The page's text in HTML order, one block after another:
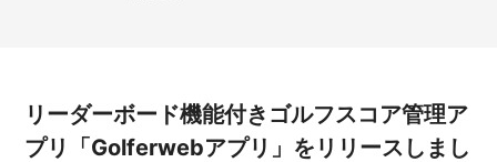
リーダーボード機能付きゴルフスコア管理ア
プリ「Golferwebアプリ」をリリースしまし